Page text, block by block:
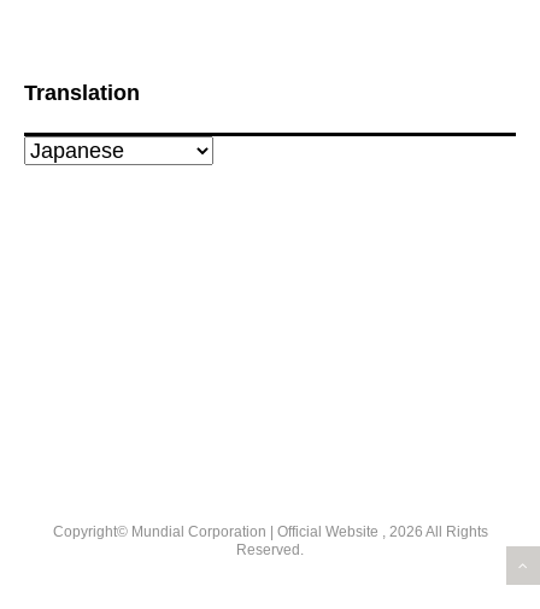
Translation
Copyright© Mundial Corporation | Official Website , 2026 All Rights
Reserved.